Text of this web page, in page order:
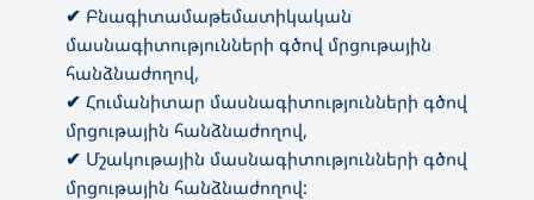
✔ Բնագիտամաթեմատիկական
մասնագիտությունների գծով մրցութային
հանձնաժողով,
✔ Հումանիտար մասնագիտությունների գծով
մրցութային հանձնաժողով,
✔ Մշակութային մասնագիտությունների գծով
մրցութային հանձնաժողով: